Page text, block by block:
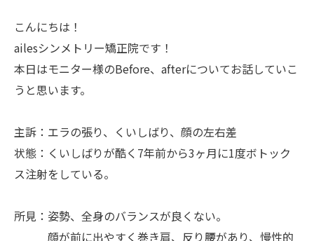
こんにちは！
ailesシンメトリー矯正院です！
本日はモニター様のBefore、afterについてお話していこ
うと思います。
主訴：エラの張り、くいしばり、顔の左右差
状態：くいしばりが酷く7年前から3ヶ月に1度ボトック
ス注射をしている。
所見：姿勢、全身のバランスが良くない。
顔が前に出やすく巻き肩、反り腰があり、慢性的